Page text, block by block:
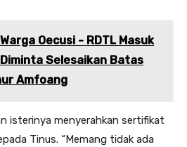
Oecusi - RDTL Masuk
Selesaikan Batas
Amfoang
isterinya menyerahkan sertifikat
Tinus. “Memang tidak ada